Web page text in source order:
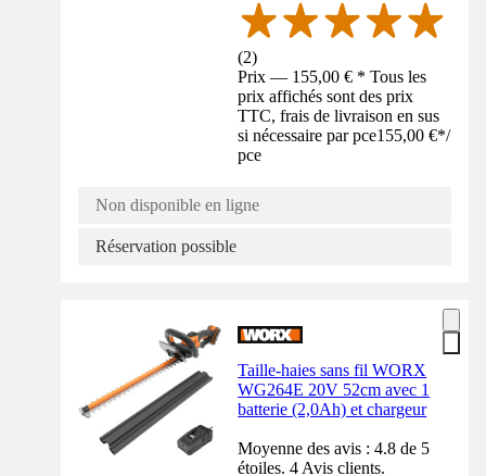
(2)
Prix — 155,00 € * Tous les
prix affichés sont des prix
TTC, frais de livraison en sus
si nécessaire par pce155,00 €*/
pce
Non disponible en ligne
Réservation possible
Taille-haies sans fil WORX
WG264E 20V 52cm avec 1
batterie (2,0Ah) et chargeur
Moyenne des avis : 4.8 de 5
étoiles. 4 Avis clients.